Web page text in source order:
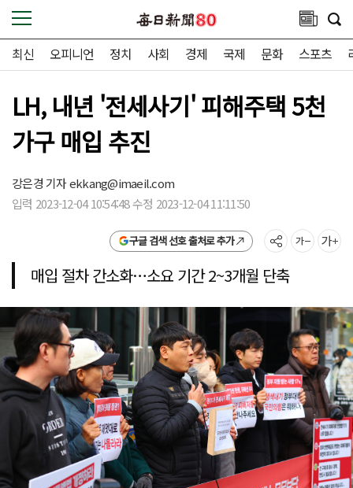
최신 오피니언 정치 사회 경제 국제 문화 스포츠
LH, 내년 '전세사기' 피해주택 5천
가구 매입 추진
강은경 기자ekkang@imaeil.com
입력 2023-12-04 10:54:48 수정 2023-12-04 11:11:50
구글 검색 선호 출처로 추가
매입 절차 간소화…소요 기간 2~3개월 단축